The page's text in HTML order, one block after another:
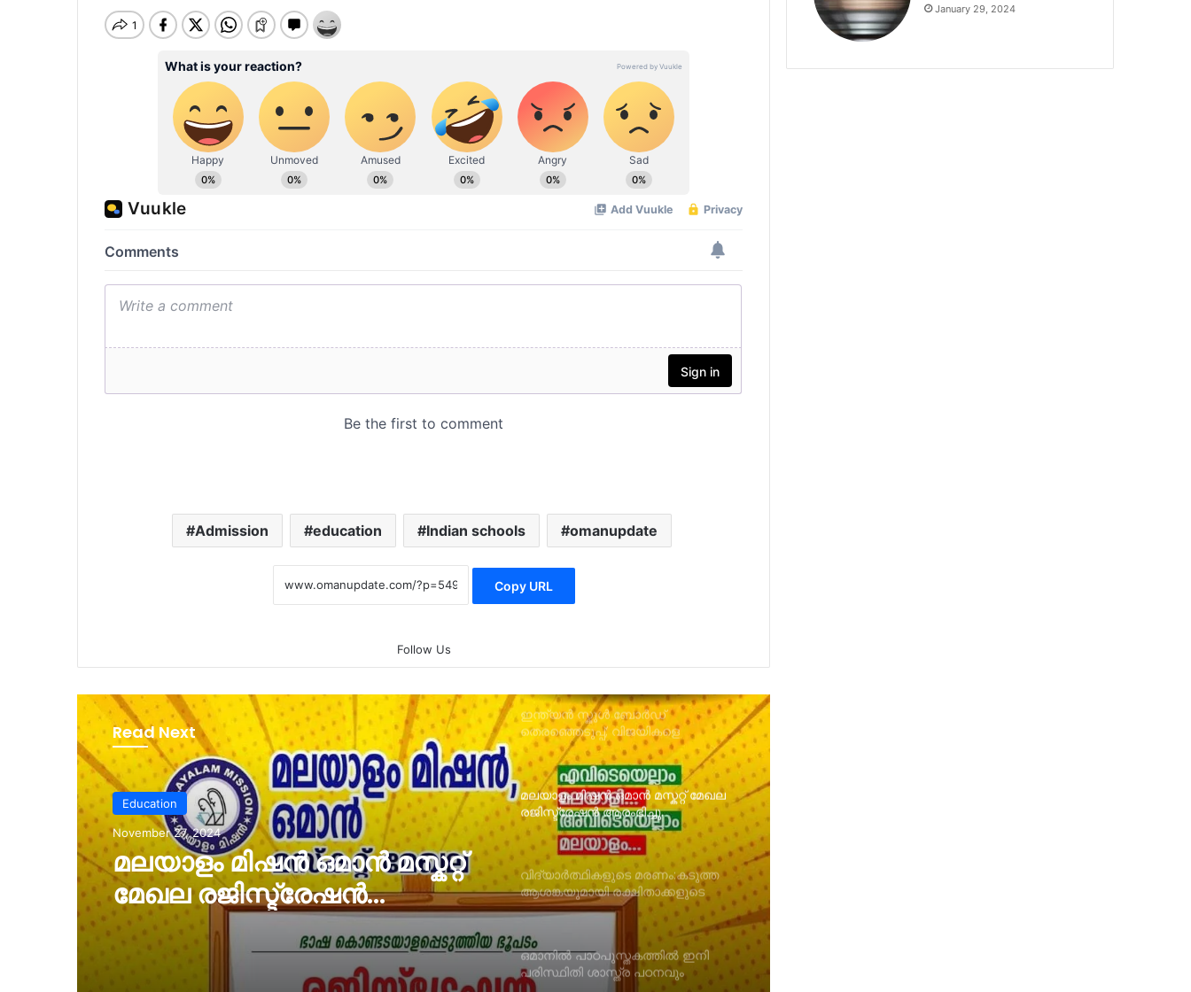
Admission education Indian schools omanupdate
Copy URL
Follow Us
Read Next
Education
November 27, 2024
മലയാളം മിഷൻ ഒമാൻ മസ്കറ്റ്
മേഖല രജിസ്ട്രേഷൻ
ആരംഭിച്ചു.
ഉച്ചക്ക് ശേഷമുള്ള ഷിഫ്റ്റുകൾ
തീരുമാനിക്കാൻ ഡിജിസ് മാർക്ക്
അധികാരം നൽകി
നാളെ സ്കൂൾ അവധി
അപേക്ഷ സ്വീ കരിച്ചു തുടങ്ങി.
ഇന്ത്യൻ സ്കൂള്‍ ബോർഡ്
തെരഞ്ഞെടുപ്പ്; വിജയികളെ
പ്രഖ്യാപിച്ചു
മലയാളം മിഷൻ ഒമാൻ മസ്കറ്റ് മേഖല
രജിസ്ട്രേഷൻ ആരംഭിച്ചു.
വിദ്യാർത്ഥികളുടെ മരണം:കടുത്ത
ആശങ്കയുമായി രക്ഷിതാക്കളുടെ
സംഘം
ഒമാനില്‍ പാഠപുസ്തകത്തില്‍ ഇനി
പരിസ്ഥിതി ശാസ്ത്ര പഠനവും
January 29, 2024